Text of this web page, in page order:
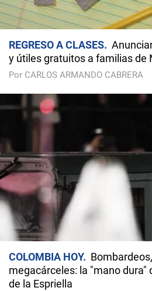
REGRESO A CLASES
y útiles gratuitos a familias de
Por CARLOS ARMANDO CABRERA
COLOMBIA HOY
megacárceles: la "mano dura"
de la Espriella